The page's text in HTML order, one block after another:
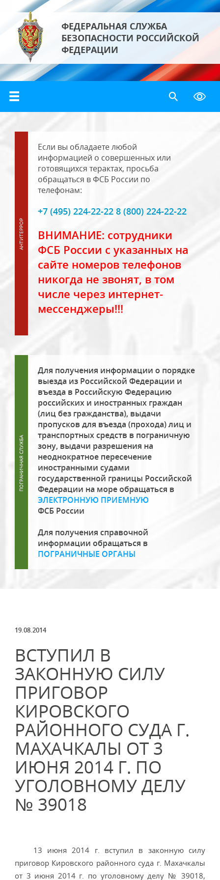
ФЕДЕРАЛЬНАЯ СЛУЖБА
БЕЗОПАСНОСТИ РОССИЙСКОЙ
ФЕДЕРАЦИИ
Если вы обладаете любой
информацией о совершенных или
готовящихся терактах, просьба
обращаться в ФСБ России по
телефонам:
+7 (495) 224-22-22 8 (800) 224-22-22
ВНИМАНИЕ: сотрудники
ФСБ России с указанных на
сайте номеров телефонов
никогда не звонят, в том
числе через интернет-
мессенджеры!!!
Для получения информации о порядке
выезда из Российской Федерации и
въезда в Российскую Федерацию
российских и иностранных граждан
(лиц без гражданства), выдачи
пропусков для въезда (прохода) лиц и
транспортных средств в пограничную
зону, выдачи разрешения на
неоднократное пересечение
иностранными судами
государственной границы Российской
Федерации на море обращаться в
ЭЛЕКТРОННУЮ ПРИЕМНУЮ
ФСБ России
Для получения справочной
информации обращаться в
ПОГРАНИЧНЫЕ ОРГАНЫ
19.08.2014
ВСТУПИЛ В
ЗАКОННУЮ СИЛУ
ПРИГОВОР
КИРОВСКОГО
РАЙОННОГО СУДА Г.
МАХАЧКАЛЫ ОТ 3
ИЮНЯ 2014 Г. ПО
УГОЛОВНОМУ ДЕЛУ
№ 39018
13 июня 2014 г. вступил в законную силу
приговор Кировского районного суда г. Махачкалы
от 3 июня 2014 г. по уголовному делу № 39018,